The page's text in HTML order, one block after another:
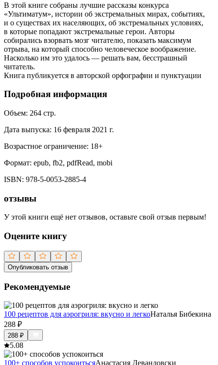
В этой книге собраны лучшие рассказы конкурса
«Ультиматум», истории об экстремальных мирах, событиях,
и о существах их населяющих, об экстремальных условиях,
в которые попадают экстремальные герои. Авторы
собирались взорвать мозг читателю, показать максимум
отрыва, на который способно человеческое воображение.
Насколько им это удалось — решать вам, бесстрашный
читатель.
Книга публикуется в авторской орфографии и пунктуации
Подробная информация
Объем: 264 стр.
Дата выпуска: 16 февраля 2021 г.
Возрастное ограничение: 18+
Формат: epub, fb2, pdfRead, mobi
ISBN: 978-5-0053-2885-4
отзывы
У этой книги ещё нет отзывов, оставьте свой отзыв первым!
Оцените книгу
Опубликовать отзыв
Рекомендуемые
100 рецептов для аэрогриля: вкусно и легкоНаталья Бибекина
288 ₽
288 ₽
5.08
100+ способов успокоитьсяАнастасия Левандовски